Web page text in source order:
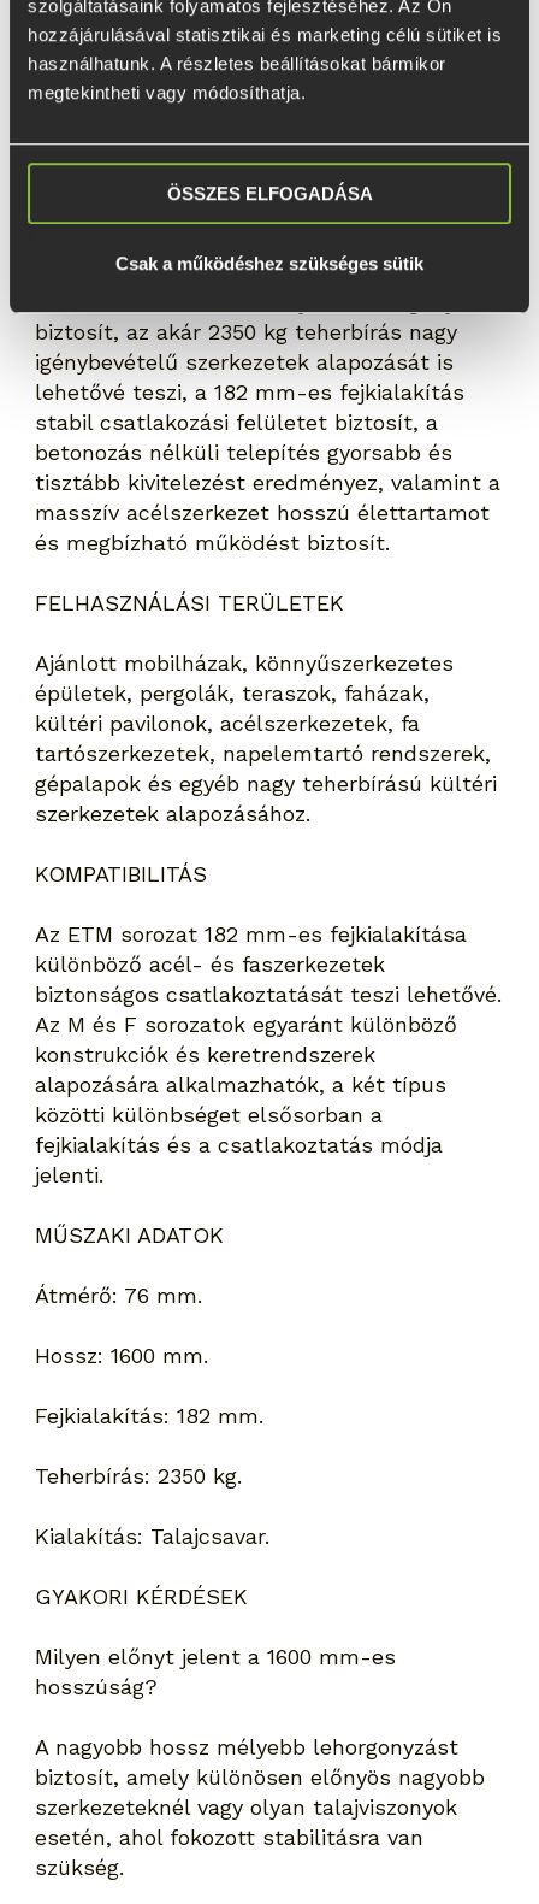
szolgáltatásaink folyamatos fejlesztéséhez. Az Ön
hozzájárulásával statisztikai és marketing célú sütiket is
használhatunk. A részletes beállításokat bármikor
megtekintheti vagy módosíthatja.
ÖSSZES ELFOGADÁSA
Csak a működéshez szükséges sütik
biztosít, miközben a gyors telepítés
jelentősen lerövidíti a kivitelezési időt. Az
ETM sorozat ideális választás olyan
hosszú távon is nagy statikai terhelést kell
biztonságosan viselnie.
biztosít, az akár 2350 kg teherbírás nagy
igénybevételű szerkezetek alapozását is
lehetővé teszi, a 182 mm-es fejkialakítás
stabil csatlakozási felületet biztosít, a
betonozás nélküli telepítés gyorsabb és
tisztább kivitelezést eredményez, valamint a
masszív acélszerkezet hosszú élettartamot
és megbízható működést biztosít.
FELHASZNÁLÁSI TERÜLETEK
Ajánlott mobilházak, könnyűszerkezetes
épületek, pergolák, teraszok, faházak,
kültéri pavilonok, acélszerkezetek, fa
tartószerkezetek, napelemtartó rendszerek,
gépalapok és egyéb nagy teherbírású kültéri
szerkezetek alapozásához.
KOMPATIBILITÁS
Az ETM sorozat 182 mm-es fejkialakítása
különböző acél- és faszerkezetek
biztonságos csatlakoztatását teszi lehetővé.
Az M és F sorozatok egyaránt különböző
konstrukciók és keretrendszerek
alapozására alkalmazhatók, a két típus
közötti különbséget elsősorban a
fejkialakítás és a csatlakoztatás módja
jelenti.
MŰSZAKI ADATOK
Átmérő: 76 mm.
Hossz: 1600 mm.
Fejkialakítás: 182 mm.
Teherbírás: 2350 kg.
Kialakítás: Talajcsavar.
GYAKORI KÉRDÉSEK
Milyen előnyt jelent a 1600 mm-es
hosszúság?
A nagyobb hossz mélyebb lehorgonyzást
biztosít, amely különösen előnyös nagyobb
szerkezeteknél vagy olyan talajviszonyok
esetén, ahol fokozott stabilitásra van
szükség.